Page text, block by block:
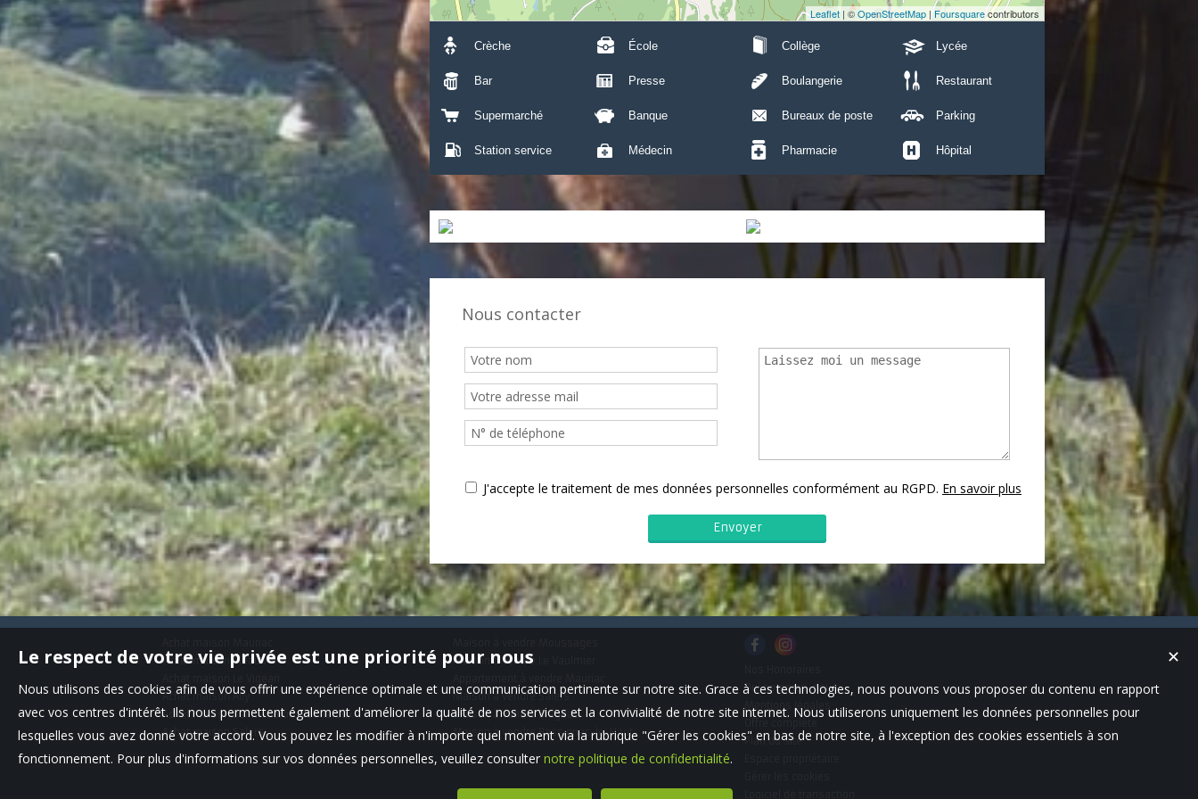
Leaflet | ©OpenStreetMap |Foursquarecontributors
Crèche École Collège Lycée
Bar Presse Boulangerie Restaurant
Supermarché Banque Bureaux de poste Parking
Station service Médecin Pharmacie Hôpital
Nous contacter
J'accepte le traitement de mes données personnelles conformément au RGPD. En savoir plus
Achat maison Pleaux
Achat maison Ally
Achat maison Saint-Martin-Valmeroux
Achat maison Salers
Maison à vendre Le Vaulmier
Maison à vendre Salers
Maison à vendre Brageac
Maison à vendre Bassignac-le-Haut
Qui sommes-nous
Mentions légales
Plan du site
✕
Le respect de votre vie privée est une priorité pour nous
Nous utilisons des cookies afin de vous offrir une expérience optimale et une communication pertinente sur notre site. Grace à ces technologies, nous pouvons vous proposer du contenu en rapport
avec vos centres d'intérêt. Ils nous permettent également d'améliorer la qualité de nos services et la convivialité de notre site internet. Nous utiliserons uniquement les données personnelles pour
lesquelles vous avez donné votre accord. Vous pouvez les modifier à n'importe quel moment via la rubrique "Gérer les cookies" en bas de notre site, à l'exception des cookies essentiels à son
fonctionnement. Pour plus d'informations sur vos données personnelles, veuillez consulter notre politique de confidentialité.